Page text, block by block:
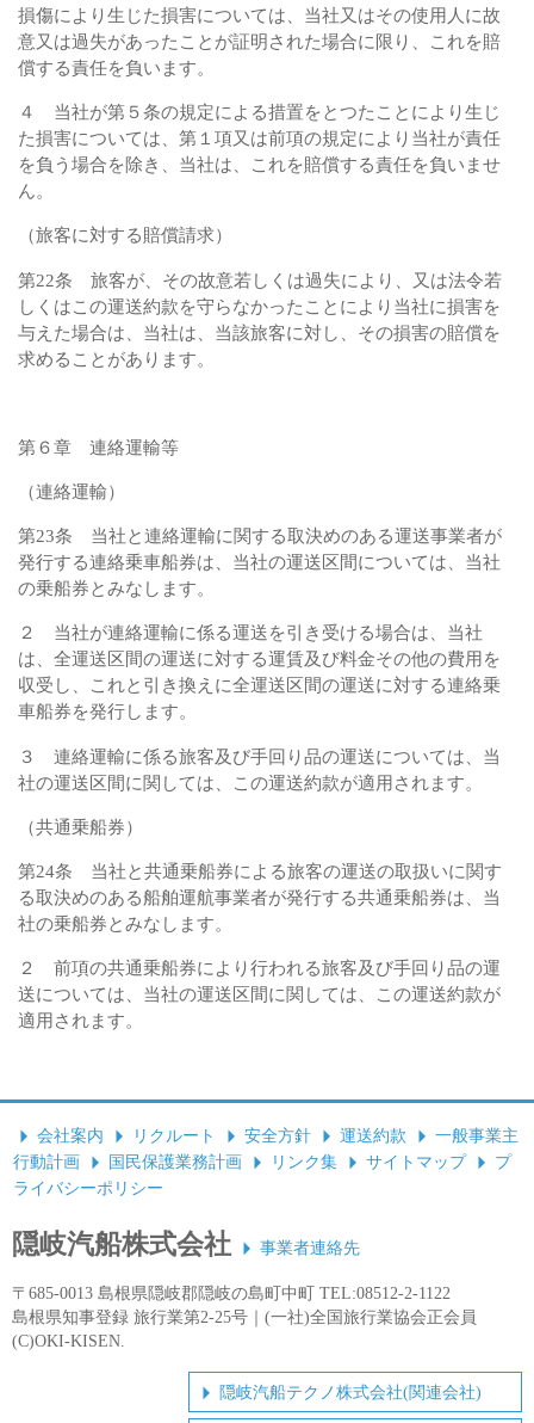
損傷により生じた損害については、当社又はその使用人に故
意又は過失があったことが証明された場合に限り、これを賠
償する責任を負います。
４ 当社が第５条の規定による措置をとつたことにより生じ
た損害については、第１項又は前項の規定により当社が責任
を負う場合を除き、当社は、これを賠償する責任を負いませ
ん。
（旅客に対する賠償請求）
第22条 旅客が、その故意若しくは過失により、又は法令若
しくはこの運送約款を守らなかったことにより当社に損害を
与えた場合は、当社は、当該旅客に対し、その損害の賠償を
求めることがあります。
第６章 連絡運輸等
（連絡運輸）
第23条 当社と連絡運輸に関する取決めのある運送事業者が
発行する連絡乗車船券は、当社の運送区間については、当社
の乗船券とみなします。
２ 当社が連絡運輸に係る運送を引き受ける場合は、当社
は、全運送区間の運送に対する運賃及び料金その他の費用を
収受し、これと引き換えに全運送区間の運送に対する連絡乗
車船券を発行します。
３ 連絡運輸に係る旅客及び手回り品の運送については、当
社の運送区間に関しては、この運送約款が適用されます。
（共通乗船券）
第24条 当社と共通乗船券による旅客の運送の取扱いに関す
る取決めのある船舶運航事業者が発行する共通乗船券は、当
社の乗船券とみなします。
２ 前項の共通乗船券により行われる旅客及び手回り品の運
送については、当社の運送区間に関しては、この運送約款が
適用されます。
会社案内 リクルート 安全方針 運送約款
一般事業主
行動計画
国民保護業務計画 リンク集 サイトマップ
プ
ライバシーポリシー
隠岐汽船株式会社 事業者連絡先
〒685-0013 島根県隠岐郡隠岐の島町中町 TEL:08512-2-1122
島根県知事登録 旅行業第2-25号｜(一社)全国旅行業協会正会員
(C)OKI-KISEN.
隠岐汽船テクノ株式会社(関連会社)